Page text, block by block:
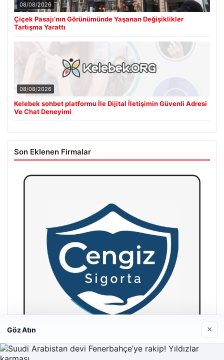
08/08/2026
Çiçek Pasajı’nın Görünümünde Yaşanan Değişiklikler
Tartışma Yarattı
08/08/2026
Kelebek sohbet platformu İle Dijital İletişimin Güvenli Adresi
Ve Chat Deneyimi
Son Eklenen Firmalar
Göz Atın ×